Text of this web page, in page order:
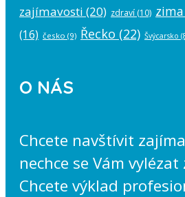
zajímavosti (20) zdraví (10) zima
(16) česko (9) Řecko (22) Švýcarsko
O NÁS
Chcete navštívit
nechce se Vám vylézat
Chcete výklad